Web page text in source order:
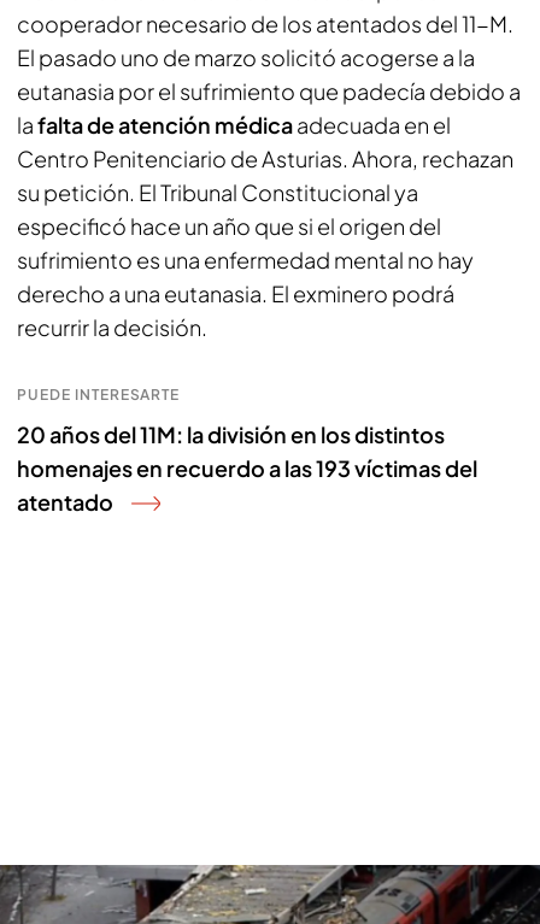
cooperador necesario de los atentados del 11-M.
El pasado uno de marzo solicitó acogerse a la
eutanasia por el sufrimiento que padecía debido a
lafalta de atención médicaadecuada en el
Centro Penitenciario de Asturias. Ahora, rechazan
su petición. El Tribunal Constitucional ya
especificó hace un año que si el origen del
sufrimiento es una enfermedad mental no hay
derecho a una eutanasia. El exminero podrá
recurrir la decisión.
PUEDE INTERESARTE
20 años del 11M: la división en los distintos
homenajes en recuerdo a las 193 víctimas del
atentado
20 años del mayor atentado terrorista en España: paisaje sonoro de la
masacre yihadista del 11M